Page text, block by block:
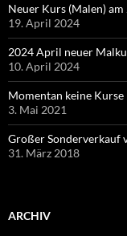
Neuer Kurs (Malen) am
19. April 2024
2024 April neuer
10. April 2024
Momentan keine Kurse
3. Mai 2021
Großer Sonderverkauf
31. März 2018
ARCHIV